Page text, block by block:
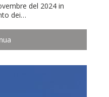
del 2024 in
dei…